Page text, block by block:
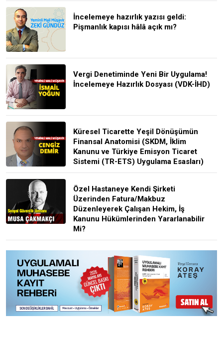
İncelemeye hazırlık yazısı geldi:
Pişmanlık kapısı hâlâ açık mı?
Vergi Denetiminde Yeni Bir Uygulama!
İncelemeye Hazırlık Dosyası (VDK-İHD)
Küresel Ticarette Yeşil Dönüşümün
Finansal Anatomisi (SKDM, İklim
Kanunu ve Türkiye Emisyon Ticaret
Sistemi (TR-ETS) Uygulama Esasları)
Özel Hastaneye Kendi Şirketi
Üzerinden Fatura/Makbuz
Düzenleyerek Çalışan Hekim, İş
Kanunu Hükümlerinden Yararlanabilir
Mi?